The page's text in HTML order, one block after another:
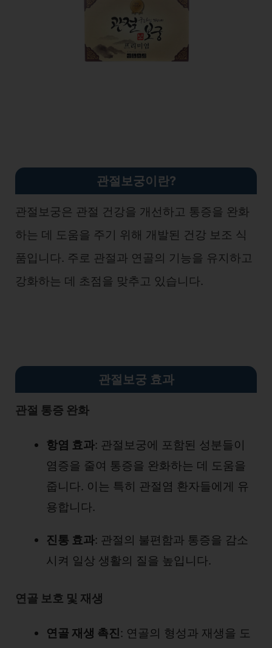
관절보궁이란?
관절보궁은 관절 건강을 개선하고 통증을 완화
하는 데 도움을 주기 위해 개발된 건강 보조 식
품입니다. 주로 관절과 연골의 기능을 유지하고
강화하는 데 초점을 맞추고 있습니다.
관절보궁 효과
관절 통증 완화
항염 효과: 관절보궁에 포함된 성분들이
염증을 줄여 통증을 완화하는 데 도움을
줍니다. 이는 특히 관절염 환자들에게 유
용합니다.
진통 효과: 관절의 불편함과 통증을 감소
시켜 일상 생활의 질을 높입니다.
연골 보호 및 재생
연골 재생 촉진: 연골의 형성과 재생을 도